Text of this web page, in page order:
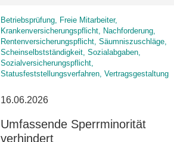
Betriebsprüfung, Freie Mitarbeiter,
Krankenversicherungspflicht, Nachforderung,
Rentenversicherungspflicht, Säumniszuschläge,
Scheinselbstständigkeit, Sozialabgaben,
Sozialversicherungspflicht,
Statusfeststellungsverfahren, Vertragsgestaltung
16.06.2026
Umfassende Sperrminorität
verhindert